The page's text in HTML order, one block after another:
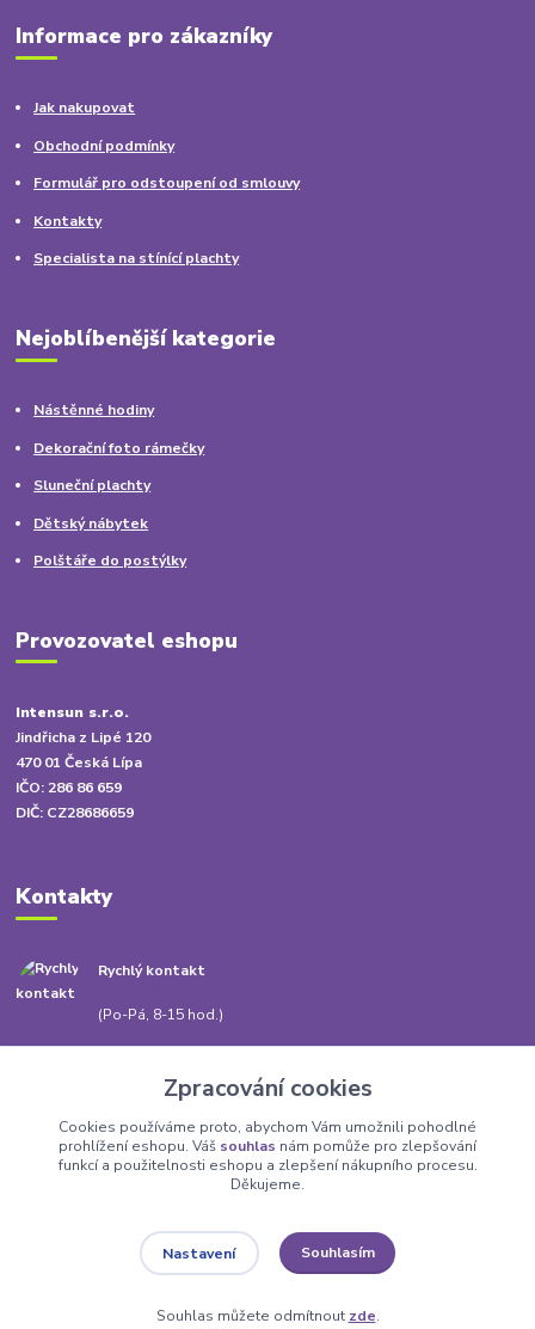
Informace pro zákazníky
Jak nakupovat
Obchodní podmínky
Formulář pro odstoupení od smlouvy
Kontakty
Specialista na stínící plachty
Nejoblíbenější kategorie
Nástěnné hodiny
Dekorační foto rámečky
Sluneční plachty
Dětský nábytek
Polštáře do postýlky
Provozovatel eshopu
Intensun s.r.o.
Jindřicha z Lipé 120
470 01 Česká Lípa
IČO: 286 86 659
DIČ: CZ28686659
Kontakty
Rychlý kontakt
(Po-Pá, 8-15 hod.)
Upravit sběr cookies.
Vytvořeno na
Eshop-rychle.cz
Zpracování cookies
Cookies používáme proto, abychom Vám umožnili pohodlné
prohlížení eshopu. Váš souhlas nám pomůže pro zlepšování
funkcí a použitelnosti eshopu a zlepšení nákupního procesu.
Děkujeme.
Nastavení Souhlasím
Souhlas můžete odmítnout zde.